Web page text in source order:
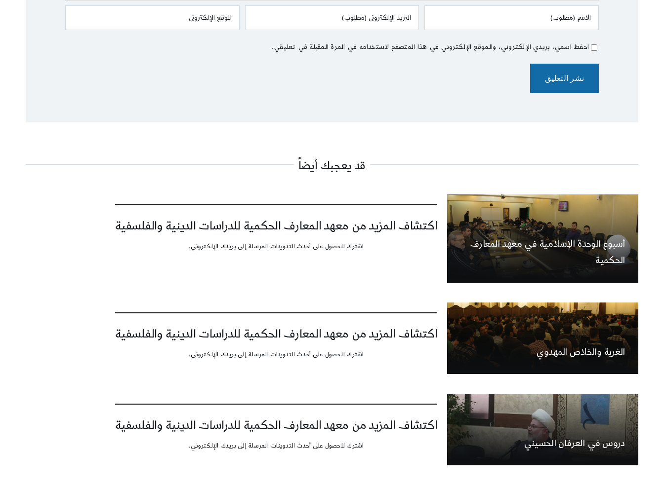
احفظ اسمي، بريدي الإلكتروني، والموقع الإلكتروني في هذا المتصفح لاستخدامه في المرة المقبلة في تعليقي.
قد يعجبك أيضاً
أسبوع الوحدة الإسلامية في معهد المعارف
الحكمية
اكتشاف المزيد من معهد المعارف الحكمية للدراسات الدينية والفلسفية
اشترك للحصول على أحدث التدوينات المرسلة إلى بريدك الإلكتروني.
الغربة والخلاص المهدوي
اكتشاف المزيد من معهد المعارف الحكمية للدراسات الدينية والفلسفية
اشترك للحصول على أحدث التدوينات المرسلة إلى بريدك الإلكتروني.
دروس في العرفان الحسيني
اكتشاف المزيد من معهد المعارف الحكمية للدراسات الدينية والفلسفية
اشترك للحصول على أحدث التدوينات المرسلة إلى بريدك الإلكتروني.